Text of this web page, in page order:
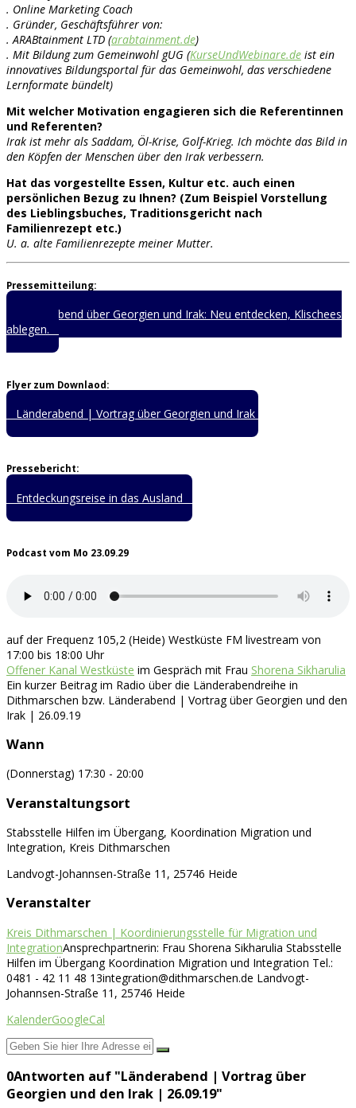
. Online Marketing Coach
. Gründer, Geschäftsführer von:
. ARABtainment LTD (arabtainment.de)
. Mit Bildung zum Gemeinwohl gUG (KurseUndWebinare.de ist ein
innovatives Bildungsportal für das Gemeinwohl, das verschiedene
Lernformate bündelt)
Mit welcher Motivation engagieren sich die Referentinnen
und Referenten?
Irak ist mehr als Saddam, Öl-Krise, Golf-Krieg. Ich möchte das Bild in
den Köpfen der Menschen über den Irak verbessern.
Hat das vorgestellte Essen, Kultur etc. auch einen
persönlichen Bezug zu Ihnen? (Zum Beispiel Vorstellung
des Lieblingsbuches, Traditionsgericht nach
Familienrezept etc.)
U. a. alte Familienrezepte meiner Mutter.
Pressemitteilung:
Länderabend über Georgien und Irak: Neu entdecken, Klischees
ablegen.
Flyer zum Downlaod:
Länderabend | Vortrag über Georgien und Irak
Pressebericht:
Entdeckungsreise in das Ausland
Podcast vom Mo 23.09.29
auf der Frequenz 105,2 (Heide) Westküste FM livestream von
17:00 bis 18:00 Uhr
Offener Kanal Westküste im Gespräch mit Frau Shorena Sikharulia
Ein kurzer Beitrag im Radio über die Länderabendreihe in
Dithmarschen bzw. Länderabend | Vortrag über Georgien und den
Irak | 26.09.19
Wann
(Donnerstag) 17:30 - 20:00
Veranstaltungsort
Stabsstelle Hilfen im Übergang, Koordination Migration und
Integration, Kreis Dithmarschen
Landvogt-Johannsen-Straße 11, 25746 Heide
Veranstalter
Kreis Dithmarschen | Koordinierungsstelle für Migration und
IntegrationAnsprechpartnerin: Frau Shorena Sikharulia Stabsstelle
Hilfen im Übergang Koordination Migration und Integration Tel.:
0481 - 42 11 48 13integration@dithmarschen.de Landvogt-
Johannsen-Straße 11, 25746 Heide
KalenderGoogleCal
0Antworten auf "Länderabend | Vortrag über
Georgien und den Irak | 26.09.19"